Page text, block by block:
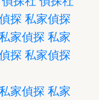
探 私家偵探
家偵探 私家
探 私家偵探
家偵探 私家